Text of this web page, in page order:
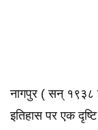
नागपुर ( सन् १९३८
इतिहास पर एक